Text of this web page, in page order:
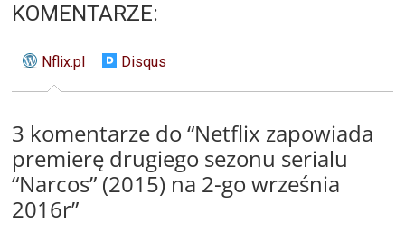
KOMENTARZE:
Nflix.pl Disqus
3 komentarze do “Netflix zapowiada
premierę drugiego sezonu serialu
“Narcos” (2015) na 2-go września
2016r”